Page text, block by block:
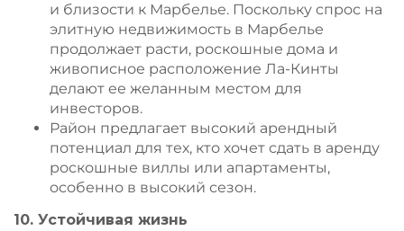
и близости к Марбелье. Поскольку спрос на
элитную недвижимость в Марбелье
продолжает расти, роскошные дома и
живописное расположение Ла-Кинты
делают ее желанным местом для
инвесторов.
Район предлагает высокий арендный
потенциал для тех, кто хочет сдать в аренду
роскошные виллы или апартаменты,
особенно в высокий сезон.
10. Устойчивая жизнь